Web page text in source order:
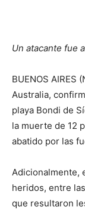
Un atacante fue
BUENOS AIRES
Australia,
playa Bondi de
la muerte de 12
abatido por las
Adicionalmente,
heridos, entre
que resultaron